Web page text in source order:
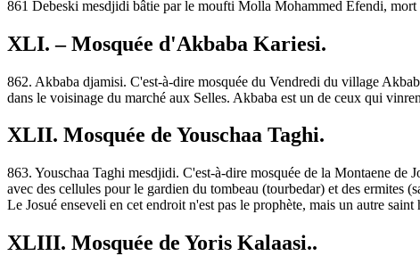
861 Debeski mesdjidi bâtie par le moufti Molla Mohammed Efendi, mort
XLI. – Mosquée d'Akbaba Kariesi.
862. Akbaba djamisi. C'est-à-dire mosquée du Vendredi du village
dans le voisinage du marché aux Selles. Akbaba est un de ceux qui
XLII. Mosquée de Youschaa Taghi.
863. Youschaa Taghi mesdjidi. C'est-à-dire mosquée de la Montaene de
avec des cellules pour le gardien du tombeau (tourbedar) et des
Le Josué enseveli en cet endroit n'est pas le prophète, mais un autre
XLIII. Mosquée de Yoris Kalaasi..